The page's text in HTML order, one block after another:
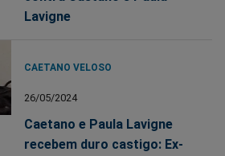
Lavigne
CAETANO VELOSO
26/05/2024
Caetano e Paula Lavigne
recebem duro castigo: Ex-